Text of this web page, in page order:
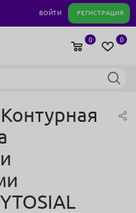
ВОЙТИ РЕГИСТРАЦИЯ
0
0